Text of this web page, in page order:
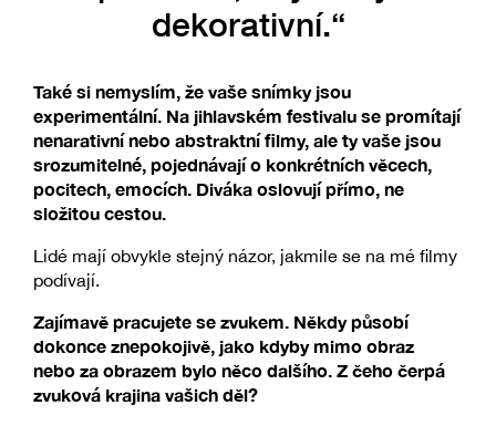
dekorativní.“
Také si nemyslím, že vaše snímky jsou
experimentální. Na jihlavském festivalu se promítají
nenarativní nebo abstraktní filmy, ale ty vaše jsou
srozumitelné, pojednávají o konkrétních věcech,
pocitech, emocích. Diváka oslovují přímo, ne
složitou cestou.
Lidé mají obvykle stejný názor, jakmile se na mé filmy
podívají.
Zajímavě pracujete se zvukem. Někdy působí
dokonce znepokojivě, jako kdyby mimo obraz
nebo za obrazem bylo něco dalšího. Z čeho čerpá
zvuková krajina vašich děl?